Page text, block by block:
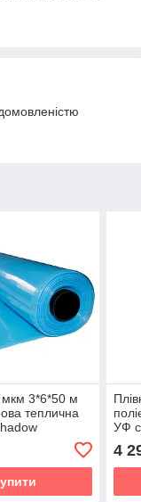
мкм 3*6*50 м
теплична
УФ
4